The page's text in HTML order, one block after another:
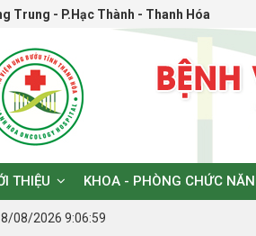
Trung - P.Hạc Thành - Thanh Hóa
THIỆU KHOA - PHÒNG CHỨC
08/2026 9:06:59